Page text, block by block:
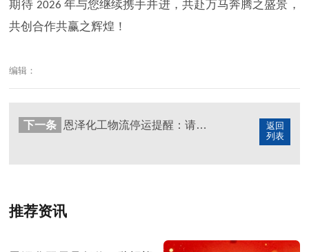
期待 2026 年与您继续携手并进，共赴万马奔腾之盛景，
共创合作共赢之辉煌！
编辑：
返回
列表
下一条 恩泽化工物流停运提醒：请及时备货！
推荐资讯